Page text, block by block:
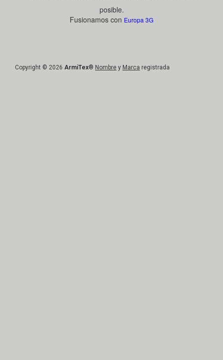
posible.
Fusionamos con Europa 3G
Copyright © 2026 ArmiTex® Nombre y Marca registrada